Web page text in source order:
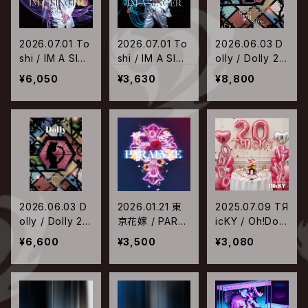
2026.07.01 To
shi / IM A SIN
GER VOL. 4【初
回限定盤】
¥6,050
2026.07.01 To
shi / IM A SIN
GER VOL. 4【通
常盤】
¥3,630
2026.06.03 D
olly / Dolly 20
th Anniversary
Concept Live
「眠れる蛍窓の
メメント・モリ “D
eep Sleep Sh
eep…”」【Blu-ra
y】
¥8,800
2026.06.03 D
olly / Dolly 20
th Anniversary
Concept Live
「眠れる蛍窓の
メメント・モリ “D
eep Sleep Sh
¥6,600
2026.01.21 東
京花嫁 / PARAL
YZE
¥3,500
2025.07.09 TЯ
icKY / Oh!Doピ
ンク
¥3,080